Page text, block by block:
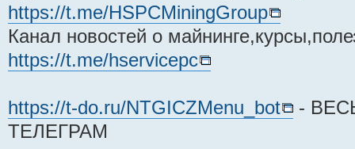
https://t.me/HSPCMiningGroup
Канал новостей о
https://t.me/hservicepc
https://t-do.ru/NTGICZMenu_bot
-
ТЕЛЕГРАМ